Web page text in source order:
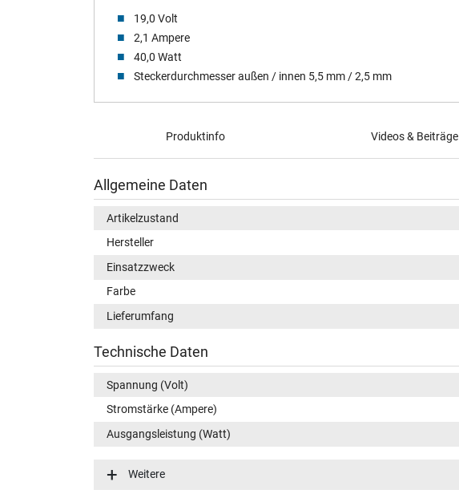
19,0 Volt
2,1 Ampere
40,0 Watt
Steckerdurchmesser außen / innen 5,5 mm / 2,5 mm
Produktinfo Videos & Beiträge
Allgemeine Daten
Artikelzustand
Hersteller
Einsatzzweck
Farbe
Lieferumfang
Technische Daten
Spannung (Volt)
Stromstärke (Ampere)
Ausgangsleistung (Watt)
Energieeffizienz
Weitere